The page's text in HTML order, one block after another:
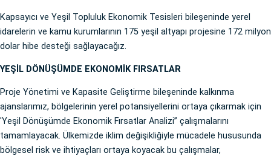
Kapsayıcı ve Yeşil Topluluk Ekonomik Tesisleri bileşeninde yerel
idarelerin ve kamu kurumlarının 175 yeşil altyapı projesine 172 milyon
dolar hibe desteği sağlayacağız.
YEŞİL DÖNÜŞÜMDE EKONOMİK FIRSATLAR
Proje Yönetimi ve Kapasite Geliştirme bileşeninde kalkınma
ajanslarımız, bölgelerinin yerel potansiyellerini ortaya çıkarmak için
'Yeşil Dönüşümde Ekonomik Fırsatlar Analizi” çalışmalarını
tamamlayacak. Ülkemizde iklim değişikliğiyle mücadele hususunda
bölgesel risk ve ihtiyaçları ortaya koyacak bu çalışmalar,